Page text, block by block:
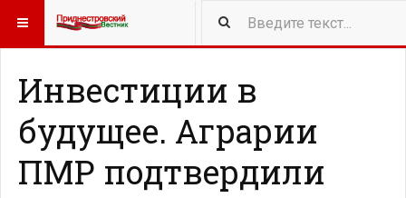
418 NEW ARTICLES
Инвестиции в
будущее. Аграрии
ПМР подтвердили